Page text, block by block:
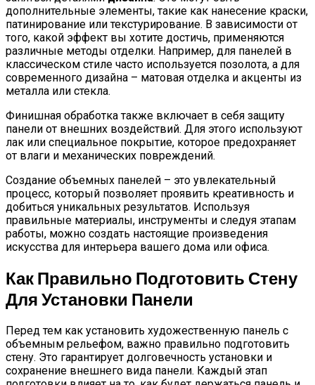
дополнительные элементы, такие как нанесение краски,
патинирование или текстурирование. В зависимости от
того, какой эффект вы хотите достичь, применяются
различные методы отделки. Например, для панелей в
классическом стиле часто используется позолота, а для
современного дизайна – матовая отделка и акценты из
металла или стекла.
Финишная обработка также включает в себя защиту
панели от внешних воздействий. Для этого используют
лак или специальное покрытие, которое предохраняет
от влаги и механических повреждений.
Создание объемных панелей – это увлекательный
процесс, который позволяет проявить креативность и
добиться уникальных результатов. Используя
правильные материалы, инструменты и следуя этапам
работы, можно создать настоящие произведения
искусства для интерьера вашего дома или офиса.
Как Правильно Подготовить Стену
Для Установки Панели
Перед тем как установить художественную панель с
объемным рельефом, важно правильно подготовить
стену. Это гарантирует долговечность установки и
сохранение внешнего вида панели. Каждый этап